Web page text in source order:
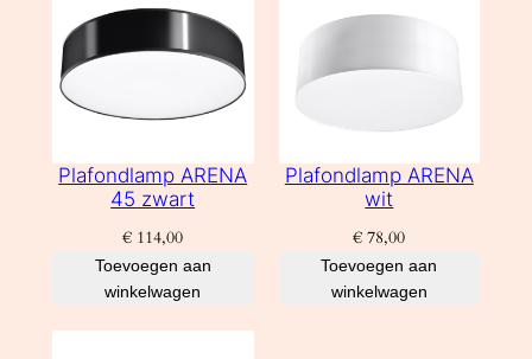
Plafondlamp ARENA
45 zwart
€ 114,00
Toevoegen aan
winkelwagen
Plafondlamp ARENA
wit
€ 78,00
Toevoegen aan
winkelwagen